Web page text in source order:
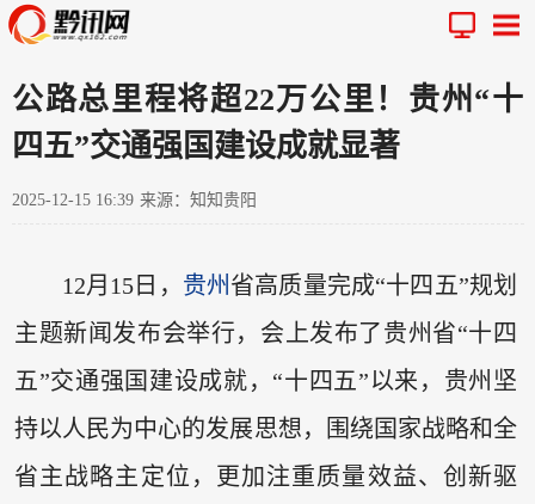
公路总里程将超22万公里！贵州“十
四五”交通强国建设成就显著
2025-12-15 16:39 来源：知知贵阳
12月15日， 贵州 省高质量完成“十四五”规划
主题新闻发布会举行，会上发布了贵州省“十四
五”交通强国建设成就，“十四五”以来，贵州坚
持以人民为中心的发展思想，围绕国家战略和全
省主战略主定位，更加注重质量效益、创新驱